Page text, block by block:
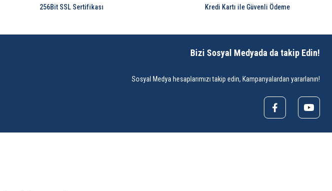
256Bit SSL Sertifikası
Kredi Kartı ile Güvenli Ödeme
Bizi Sosyal Medyada da takip Edin!
Sosyal Medya hesaplarımızı takip edin, Kampanyalardan yararlanın!